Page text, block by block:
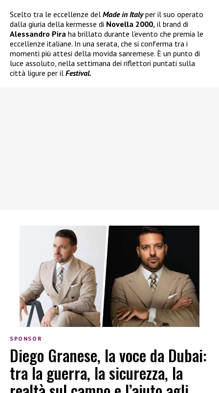
Scelto tra le eccellenze del Made in Italyper il suo operato
dalla giuria della kermesse di Novella 2000, il brand di
Alessandro Pira ha brillato durante l’evento che premia le
eccellenze italiane. In una serata, che si conferma tra i
momenti più attesi della movida sanremese. È un punto di
luce assoluto, nella settimana dei riflettori puntati sulla
città ligure per il Festival.
SPONSOR
Diego Granese, la voce da Dubai:
tra la guerra, la sicurezza, la